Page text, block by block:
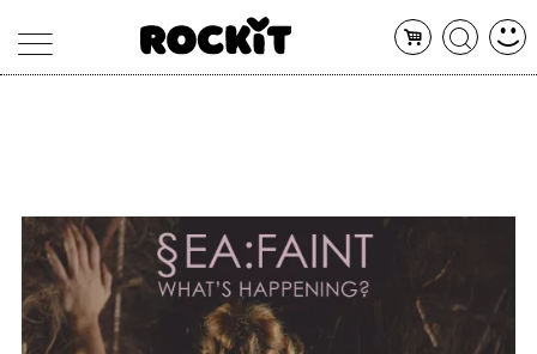
ARTISTI
CONCERTI
SHOP
RADIO